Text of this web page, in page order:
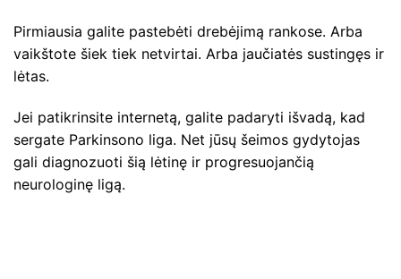
Pirmiausia galite pastebėti drebėjimą rankose. Arba
vaikštote šiek tiek netvirtai. Arba jaučiatės sustingęs ir
lėtas.
Jei patikrinsite internetą, galite padaryti išvadą, kad
sergate Parkinsono liga. Net jūsų šeimos gydytojas
gali diagnozuoti šią lėtinę ir progresuojančią
neurologinę ligą.